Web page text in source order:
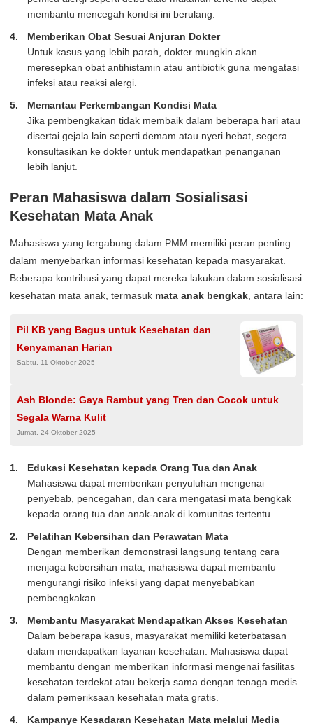
membantu mencegah kondisi ini berulang.
Memberikan Obat Sesuai Anjuran Dokter
Untuk kasus yang lebih parah, dokter mungkin akan
meresepkan obat antihistamin atau antibiotik guna mengatasi
infeksi atau reaksi alergi.
Memantau Perkembangan Kondisi Mata
Jika pembengkakan tidak membaik dalam beberapa hari atau
disertai gejala lain seperti demam atau nyeri hebat, segera
konsultasikan ke dokter untuk mendapatkan penanganan
lebih lanjut.
Peran Mahasiswa dalam Sosialisasi
Kesehatan Mata Anak
Mahasiswa yang tergabung dalam PMM memiliki peran penting
dalam menyebarkan informasi kesehatan kepada masyarakat.
Beberapa kontribusi yang dapat mereka lakukan dalam sosialisasi
kesehatan mata anak, termasuk mata anak bengkak , antara lain:
Pil KB yang Bagus untuk Kesehatan dan
Kenyamanan Harian
Sabtu, 11 Oktober 2025
Ash Blonde: Gaya Rambut yang Tren dan Cocok untuk
Segala Warna Kulit
Jumat, 24 Oktober 2025
Edukasi Kesehatan kepada Orang Tua dan Anak
Mahasiswa dapat memberikan penyuluhan mengenai
penyebab, pencegahan, dan cara mengatasi mata bengkak
kepada orang tua dan anak-anak di komunitas tertentu.
Pelatihan Kebersihan dan Perawatan Mata
Dengan memberikan demonstrasi langsung tentang cara
menjaga kebersihan mata, mahasiswa dapat membantu
mengurangi risiko infeksi yang dapat menyebabkan
pembengkakan.
Membantu Masyarakat Mendapatkan Akses Kesehatan
Dalam beberapa kasus, masyarakat memiliki keterbatasan
dalam mendapatkan layanan kesehatan. Mahasiswa dapat
membantu dengan memberikan informasi mengenai fasilitas
kesehatan terdekat atau bekerja sama dengan tenaga medis
dalam pemeriksaan kesehatan mata gratis.
Kampanye Kesadaran Kesehatan Mata melalui Media